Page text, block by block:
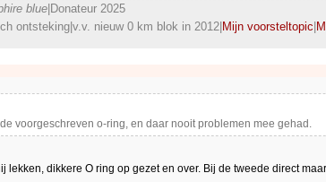
blue|Donateur 2025
ontsteking|v.v. nieuw 0 km blok in 2012| Mijn voorsteltopic
voorgeschreven o-ring, en daar nooit problemen mee gehad.
lekken, dikkere O ring op gezet en over. Bij de tweede direct